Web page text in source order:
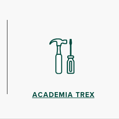
ACADEMIA TREX